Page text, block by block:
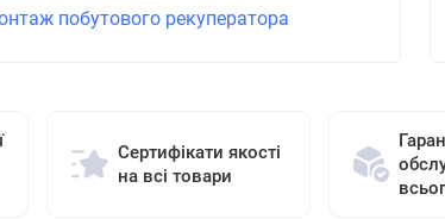
побутового рекуператора
Сертифікати якості
на всі товари